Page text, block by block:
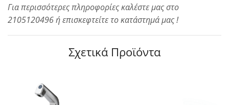
Για περισσότερες πληροφορίες καλέστε μας στο
2105120496 ή επισκεφτείτε το κατάστημά μας !
Σχετικά Προϊόντα